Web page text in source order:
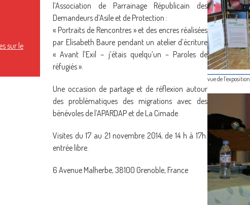
vue de l’exposition
l’Association de Parrainage Républicain des
Demandeurs d’Asile et de Protection :
« Portraits de Rencontres » et des encres réalisées
par Elisabeth Baure pendant un atelier d’écriture
« Avant l’Exil – j’étais quelqu’un – Paroles de
réfugiés ».
Une occasion de partage et de réflexion autour
des problématiques des migrations avec des
bénévoles de l’APARDAP et de La Cimade.
Visites du 17 au 21 novembre 2014, de 14 h à 17h.
entrée libre.
6 Avenue Malherbe, 38100 Grenoble, France
sur le